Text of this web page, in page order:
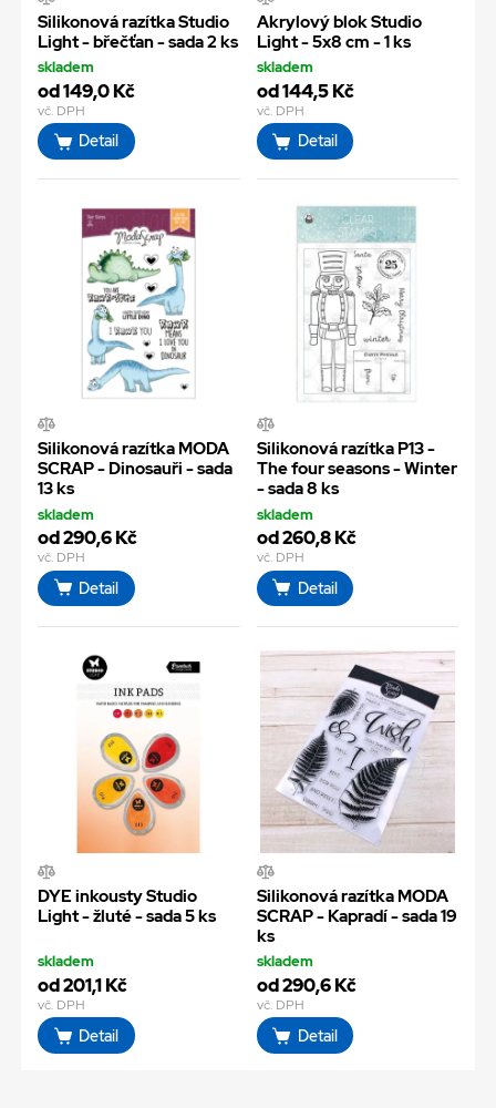
Silikonová razítka Studio
Light - břečťan - sada 2 ks
skladem
od 149,0 Kč
vč. DPH
Detail
Akrylový blok Studio
Light - 5x8 cm - 1 ks
skladem
od 144,5 Kč
vč. DPH
Detail
Silikonová razítka MODA
SCRAP - Dinosauři - sada
13 ks
skladem
od 290,6 Kč
vč. DPH
Detail
Silikonová razítka P13 -
The four seasons - Winter
- sada 8 ks
skladem
od 260,8 Kč
vč. DPH
Detail
DYE inkousty Studio
Light - žluté - sada 5 ks
skladem
od 201,1 Kč
vč. DPH
Detail
Silikonová razítka MODA
SCRAP - Kapradí - sada 19
ks
skladem
od 290,6 Kč
vč. DPH
Detail